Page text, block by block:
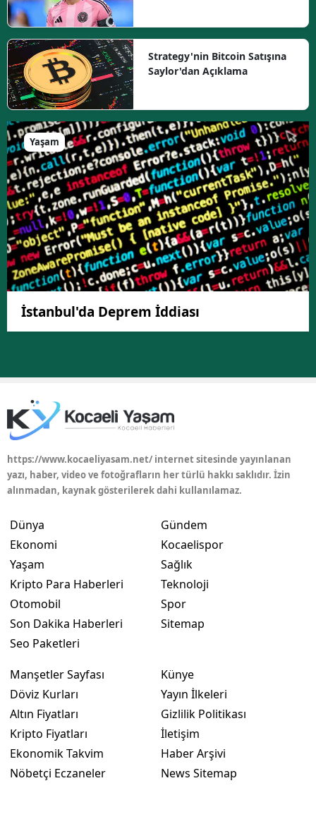
Strategy'nin Bitcoin Satışına
Saylor'dan Açıklama
Yaşam
İstanbul'da Deprem İddiası
https://www.kocaeliyasam.net/ internet sitesinde yayınlanan
yazı, haber, video ve fotoğrafların her türlü hakkı saklıdır. İzin
alınmadan, kaynak gösterilerek dahi kullanılamaz.
Dünya
Ekonomi
Yaşam
Kripto Para Haberleri
Otomobil
Son Dakika Haberleri
Seo Paketleri
Gündem
Kocaelispor
Sağlık
Teknoloji
Spor
Sitemap
Manşetler Sayfası
Döviz Kurları
Altın Fiyatları
Kripto Fiyatları
Ekonomik Takvim
Nöbetçi Eczaneler
Künye
Yayın İlkeleri
Gizlilik Politikası
İletişim
Haber Arşivi
News Sitemap